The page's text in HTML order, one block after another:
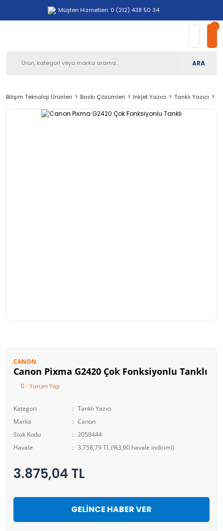
Müşteri Hizmetleri: 0 (212) 438 50 34
ARA
Bilişim Teknoloji Ürünleri Baskı Çözümleri Inkjet Yazıcı Tanklı Yazıcı
CANON
Canon Pixma G2420 Çok Fonksiyonlu Tanklı
0 - Yorum Yap
Kategori
Tanklı Yazıcı
Marka
Canon
Stok Kodu
2058444
Havale
3.758,79 TL (%3,00 havale indirimi)
3.875,04 TL
GELİNCE HABER VER